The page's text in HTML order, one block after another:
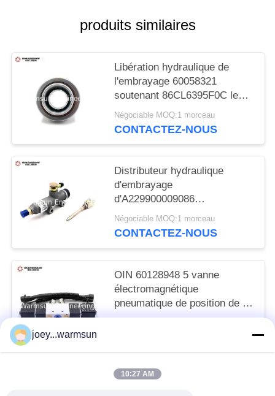
produits similaires
Libération hydraulique de
l'embrayage 60058321
soutenant 86CL6395F0C le
camion Crane Spare Parts
Négociable MOQ:1 morceau
CONTACTEZ-NOUS
Distributeur hydraulique
d'embrayage
d'A229900009086
43271200130SG
Négociable MOQ:1 morceau
CONTACTEZ-NOUS
OIN 60128948 5 vanne
électromagnétique
pneumatique de position de la
manière 2
joey...warmsun
10:27 AM